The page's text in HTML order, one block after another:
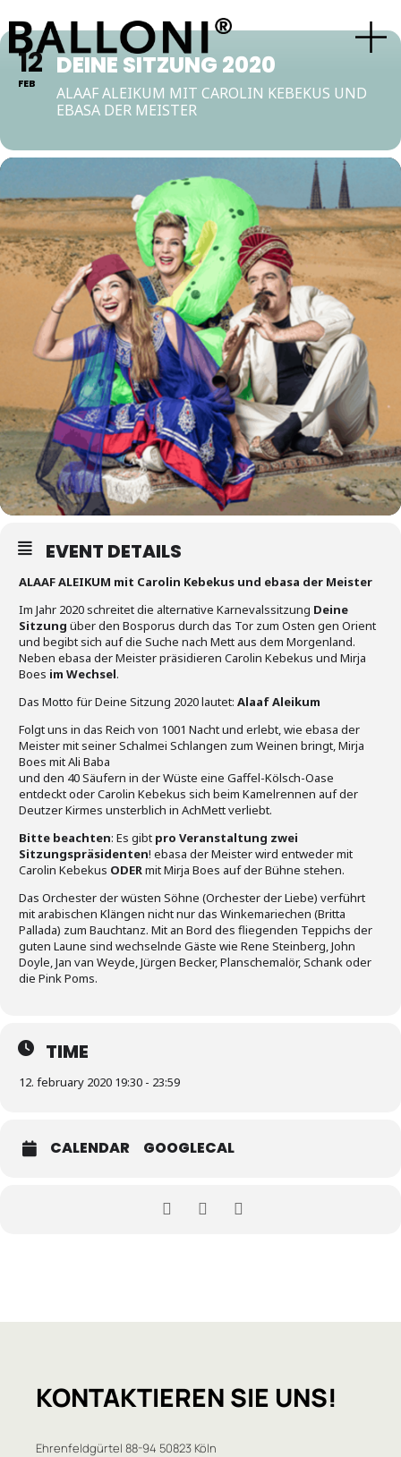
12
FEB
DEINE SITZUNG 2020
ALAAF ALEIKUM MIT CAROLIN KEBEKUS UND
EBASA DER MEISTER
EVENT DETAILS
ALAAF ALEIKUM mit Carolin Kebekus und ebasa der Meister
Im Jahr 2020 schreitet die alternative Karnevalssitzung Deine
Sitzung über den Bosporus durch das Tor zum Osten gen Orient
und begibt sich auf die Suche nach Mett aus dem Morgenland.
Neben ebasa der Meister präsidieren Carolin Kebekus und Mirja
Boes im Wechsel.
Das Motto für Deine Sitzung 2020 lautet: Alaaf Aleikum
Folgt uns in das Reich von 1001 Nacht und erlebt, wie ebasa der
Meister mit seiner Schalmei Schlangen zum Weinen bringt, Mirja
Boes mit Ali Baba
und den 40 Säufern in der Wüste eine Gaffel-Kölsch-Oase
entdeckt oder Carolin Kebekus sich beim Kamelrennen auf der
Deutzer Kirmes unsterblich in AchMett verliebt.
Bitte beachten: Es gibt pro Veranstaltung zwei
Sitzungspräsidenten! ebasa der Meister wird entweder mit
Carolin Kebekus ODERmit Mirja Boes auf der Bühne stehen.
Das Orchester der wüsten Söhne (Orchester der Liebe) verführt
mit arabischen Klängen nicht nur das Winkemariechen (Britta
Pallada) zum Bauchtanz. Mit an Bord des fliegenden Teppichs der
guten Laune sind wechselnde Gäste wie Rene Steinberg, John
Doyle, Jan van Weyde, Jürgen Becker, Planschemalör, Schank oder
die Pink Poms.
TIME
12. february 2020 19:30 - 23:59
CALENDAR GOOGLECAL
KONTAKTIEREN SIE UNS!
Ehrenfeldgürtel 88-94 50823 Köln